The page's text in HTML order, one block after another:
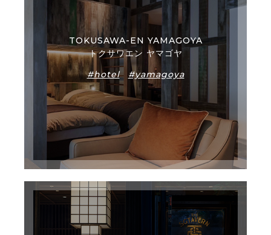
TOKUSAWA-EN YAMAGOYA
トクサワエン ヤマゴヤ
#hotel
#yamagoya